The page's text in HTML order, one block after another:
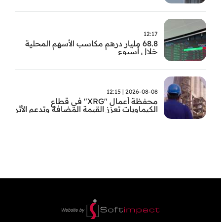
12:17
68.8 مليار درهم مكاسب الأسهم المحلية
خلال أسبوع
2026-08-08 | 12:15
محفظة أعمال "XRG" في قطاع
الكيماويات تعزز القيمة المضافة وتدعم الأثر